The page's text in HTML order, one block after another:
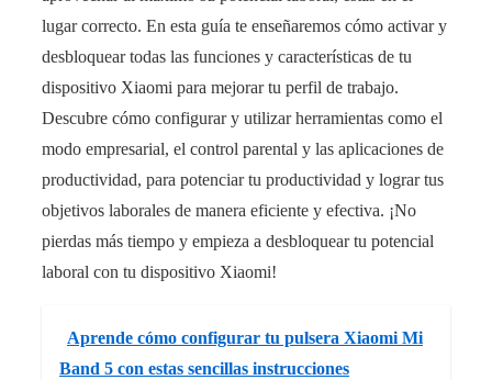
lugar correcto. En esta guía te enseñaremos cómo activar y
desbloquear todas las funciones y características de tu
dispositivo Xiaomi para mejorar tu perfil de trabajo.
Descubre cómo configurar y utilizar herramientas como el
modo empresarial, el control parental y las aplicaciones de
productividad, para potenciar tu productividad y lograr tus
objetivos laborales de manera eficiente y efectiva. ¡No
pierdas más tiempo y empieza a desbloquear tu potencial
laboral con tu dispositivo Xiaomi!
Aprende cómo configurar tu pulsera Xiaomi Mi
Band 5 con estas sencillas instrucciones